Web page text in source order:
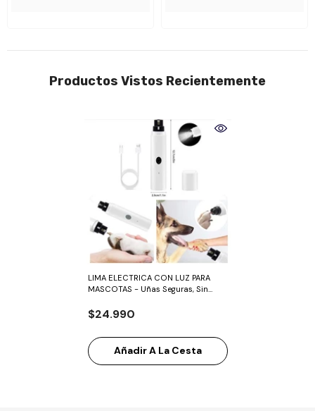
Productos Vistos Recientemente
LIMA ELECTRICA CON LUZ PARA
MASCOTAS - Uñas Seguras, Sin
$24.990
Añadir A La Cesta